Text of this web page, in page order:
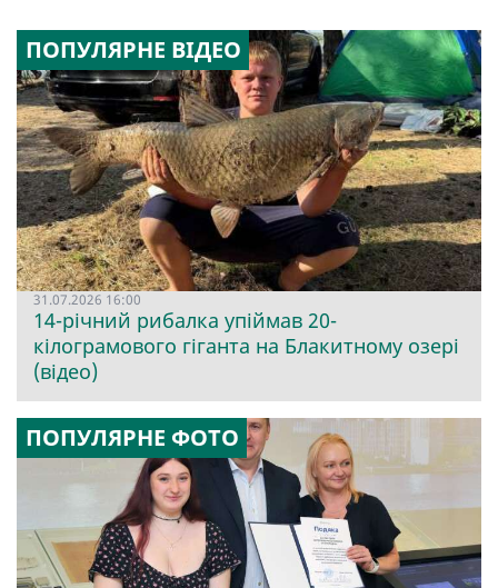
ПОПУЛЯРНЕ ВІДЕО
31.07.2026 16:00
14-річний рибалка упіймав 20-
кілограмового гіганта на Блакитному озері
(відео)
ПОПУЛЯРНЕ ФОТО